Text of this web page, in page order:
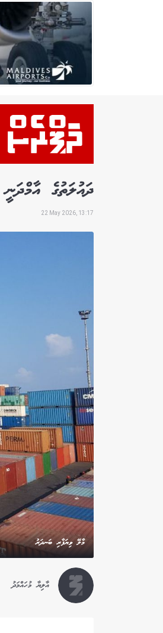
ދައުލަތުގެ އާމްދަނީ 12 އިންސައްތަ އިތުރުވެ، 118 މިލިއަން ރުފިޔާގެ ސާޕްލަސްއެއް
22 May 2026, 13:17
މާލޭ ވިޔަފާރި ބަނދަރު
އާލިޔާ މުހައްމަދު